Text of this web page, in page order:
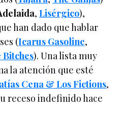
,Lisérgico),
han dado que hablar
(Icarus Gasoline,
Bitches). Una lista muy
la atención que esté
Cena & Los Fictions,
receso indefinido hace